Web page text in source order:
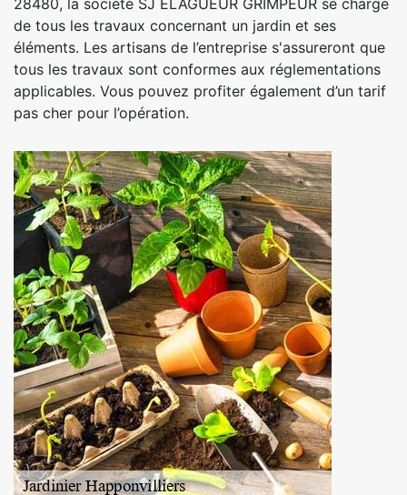
de tous les travaux concernant un jardin et ses
éléments. Les artisans de l’entreprise s'assureront que
tous les travaux sont conformes aux réglementations
applicables. Vous pouvez profiter également d’un tarif
pas cher pour l’opération.